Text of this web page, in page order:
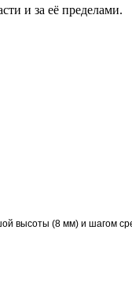
и за её пределами.
высоты (8 мм) и шагом